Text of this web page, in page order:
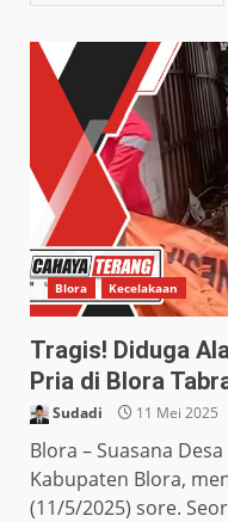
Blora Kecelakaan
Tragis! Diduga
Pria di Blora
Sudadi 11 Mei 2025
Blora – Suasana
Kabupaten Blora,
(11/5/2025) sore.